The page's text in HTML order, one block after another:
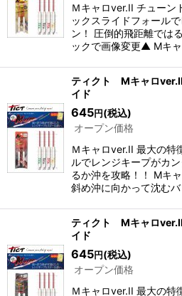
Ｍキャロver.II チューン
ックスライドフォール
ン！ 圧倒的飛距離では
ックで画像変更▲ Mキ
ティクト Mキャロ
イド
645円(税込)
オープン価格
Ｍキャロver.II 最大の特
ルでレンジキープがカ
るか沖を攻略！！ Mキ
斜め沖に向かって沈む
ティクト Mキャロ
イド
645円(税込)
オープン価格
Ｍキャロver.II 最大の特